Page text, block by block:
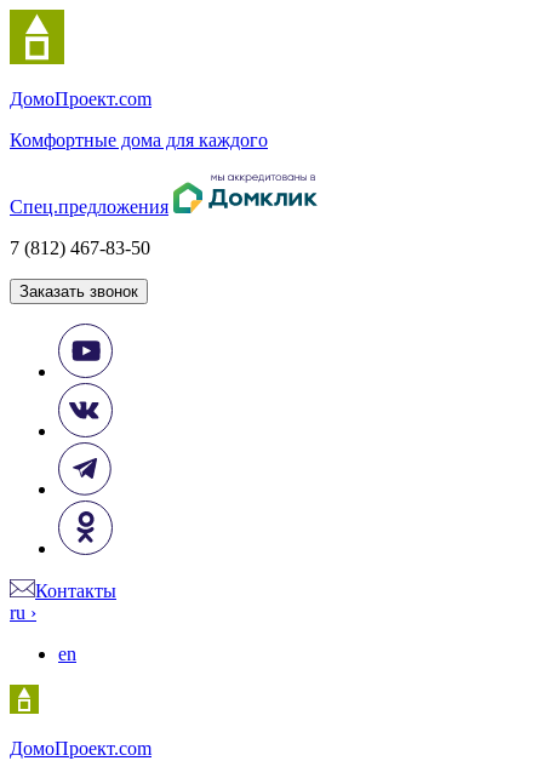
ДомоПроект.com
Комфортные дома для каждого
Спец.предложения
7 (812) 467-83-50
Заказать звонок
Контакты
ru ›
en
ДомоПроект.com